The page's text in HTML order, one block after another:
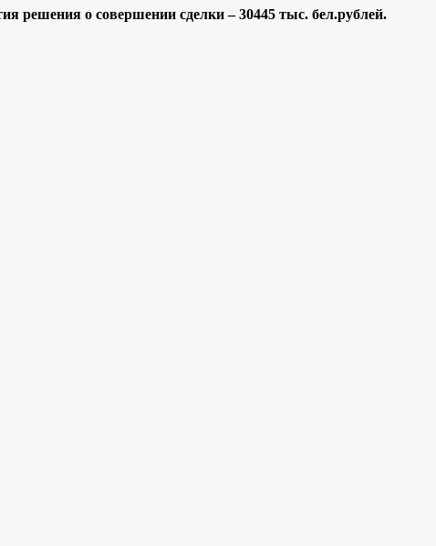
решения о совершении сделки – 30445 тыс. бел.рублей.